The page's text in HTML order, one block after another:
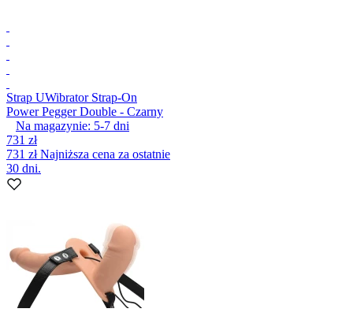
Strap UWibrator Strap-On
Power Pegger Double - Czarny
Na magazynie: 5-7 dni
731 zł
731 złNajniższa cena za ostatnie
30 dni.